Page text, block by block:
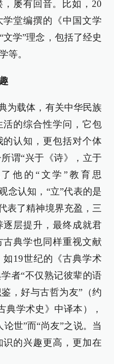
屡有回音。比如，20
堂编撰的《中国文学
学”理念，包括了经史
等。
为载体，有关中华民族
的综合性学问，它包
认知，更包括对个体
谓“兴于《诗》，立于
他的“文学”教育思
念认知，“立”代表的是
表了精神境界充盈，三
层提升，最终成就君
典学也同样重视文献
19世纪的《古典学术
者“不仅熟记彼辈的语
，好与古哲为友”（约
典学术史》中译本），
世”而“尚友”之说。当
的兴趣更高，更加在